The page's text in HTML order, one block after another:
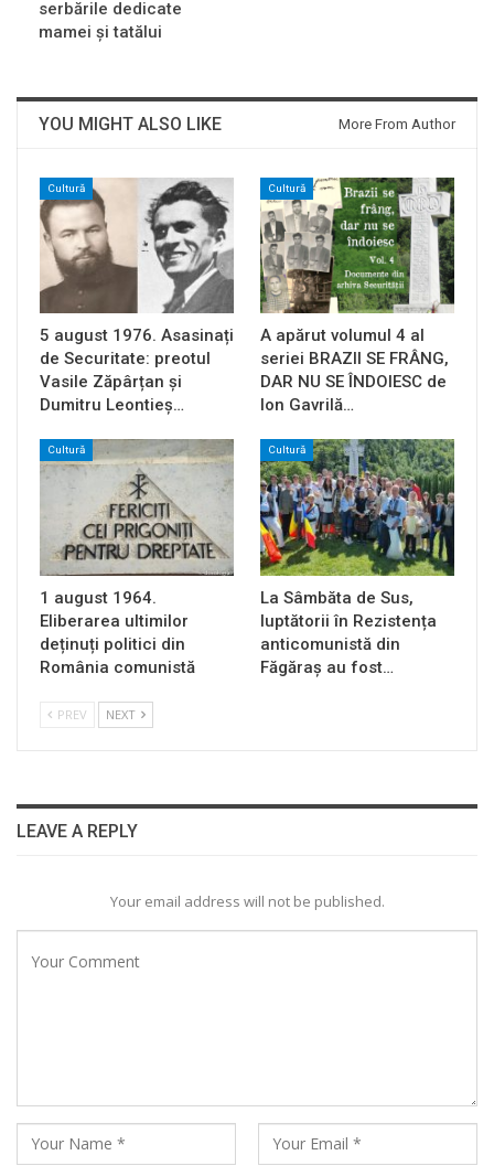
serbările dedicate
mamei și tatălui
YOU MIGHT ALSO LIKE More From Author
Cultură
5 august 1976. Asasinați
de Securitate: preotul
Vasile Zăpârțan și
Dumitru Leontieș…
Cultură
A apărut volumul 4 al
seriei BRAZII SE FRÂNG,
DAR NU SE ÎNDOIESC de
Ion Gavrilă…
Cultură
1 august 1964.
Eliberarea ultimilor
deținuți politici din
România comunistă
Cultură
La Sâmbăta de Sus,
luptătorii în Rezistența
anticomunistă din
Făgăraș au fost…
PREV NEXT
LEAVE A REPLY
Your email address will not be published.